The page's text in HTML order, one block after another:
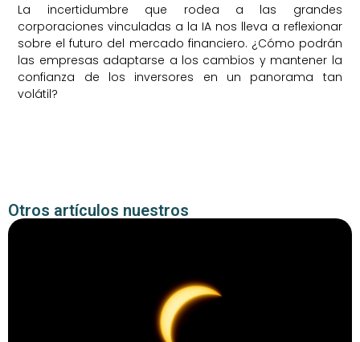
La incertidumbre que rodea a las grandes
corporaciones vinculadas a la IA nos lleva a reflexionar
sobre el futuro del mercado financiero. ¿Cómo podrán
las empresas adaptarse a los cambios y mantener la
confianza de los inversores en un panorama tan
volátil?
Otros artículos nuestros